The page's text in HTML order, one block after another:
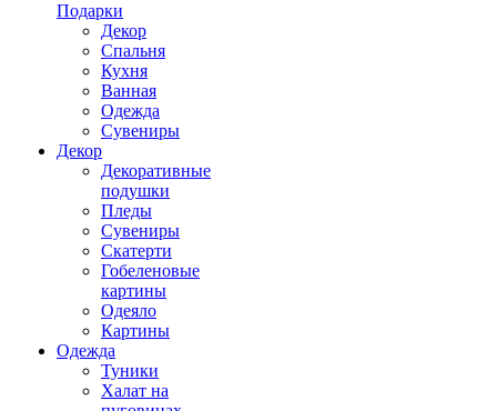
Подарки
Декор
Спальня
Кухня
Ванная
Одежда
Сувениры
Декор
Декоративные
подушки
Пледы
Сувениры
Скатерти
Гобеленовые
картины
Одеяло
Картины
Одежда
Туники
Халат на